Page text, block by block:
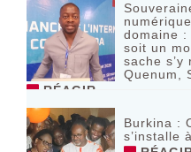
domaine :
soit un
sache
Quenum,
RÉAGIR
Burkina :
s’installe